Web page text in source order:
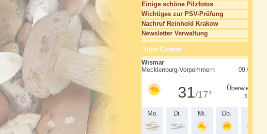
Einige schöne Pilzfotos
Wichtiges zur PSV-Prüfung
Nachruf Reinhold Krakow
Newsletter Verwaltung
Info-Corner